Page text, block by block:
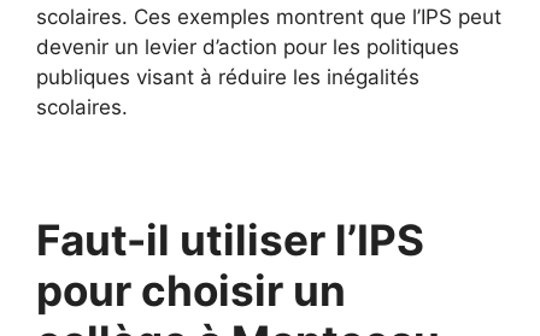
scolaires. Ces exemples montrent que l’IPS peut
devenir un levier d’action pour les politiques
publiques visant à réduire les inégalités
scolaires.
Faut-il utiliser l’IPS
pour choisir un